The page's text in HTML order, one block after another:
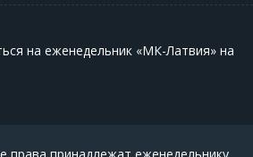
на еженедельник «МК-Латвия» на
права принадлежат еженедельнику